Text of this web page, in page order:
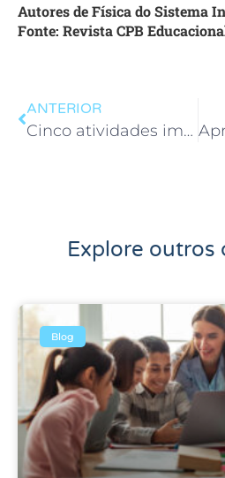
Autores de Física do Sistema
Fonte: Revista CPB
ANTERIOR
Cinco atividades imperdíveis e gratuitas para a sua sala de aula
Explore outros
Blog